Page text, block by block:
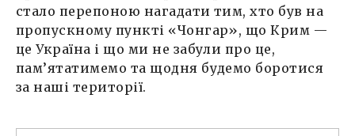
стало перепоною нагадати тим, хто був на
пропускному пункті «Чонгар», що Крим —
це Україна і що ми не забули про це,
пам’ятатимемо та щодня будемо боротися
за наші території.